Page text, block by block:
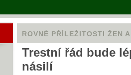
ROVNÉ PŘÍLEŽITOSTI ŽEN
Trestní řád bude
násilí